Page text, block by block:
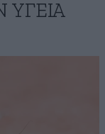
ΥΓΕΙΑ